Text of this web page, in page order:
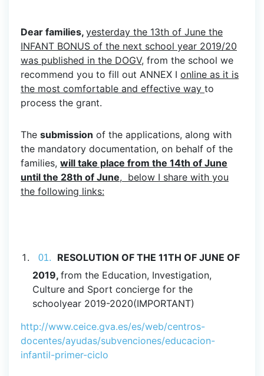
Dear families, yesterday the 13th of June the
INFANT BONUS of the next school year 2019/20
was published in the DOGV, from the school we
recommend you to fill out ANNEX I online as it is
the most comfortable and effective way to
process the grant.
The submission of the applications, along with
the mandatory documentation, on behalf of the
families, will take place from the 14th of June
until the 28th of June, below I share with you
the following links:
RESOLUTION OF THE 11TH OF JUNE OF
2019, from the Education, Investigation,
Culture and Sport concierge for the
schoolyear 2019-2020(IMPORTANT)
http://www.ceice.gva.es/es/web/centros-
docentes/ayudas/subvenciones/educacion-
infantil-primer-ciclo